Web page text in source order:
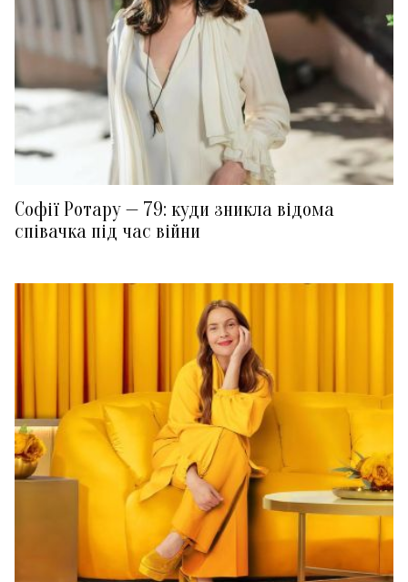
Софії Ротару — 79: куди зникла відома
співачка під час війни